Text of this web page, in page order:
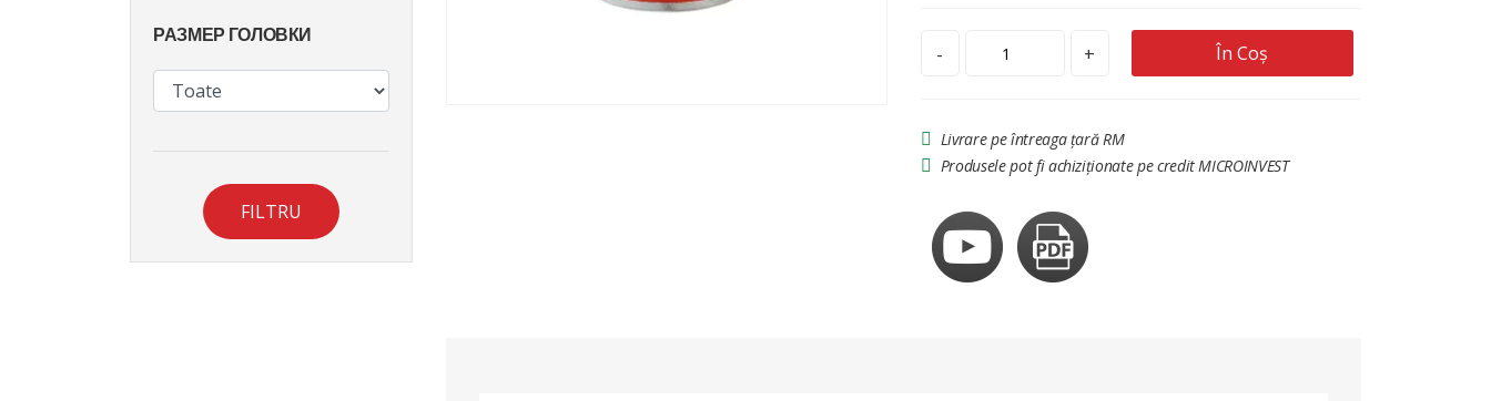
РАЗМЕР ГОЛОВКИ
FILTRU
- + În Coș
Livrare pe întreaga țară RM
Produsele pot fi achiziționate pe credit MICROINVEST